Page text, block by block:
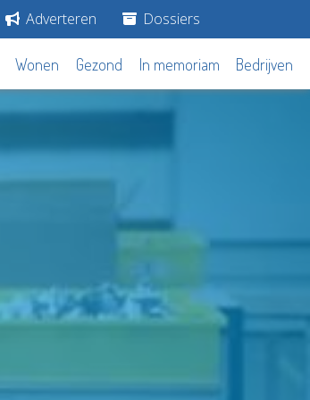
Adverteren Dossiers
Wonen Gezond In memoriam Bedrijven